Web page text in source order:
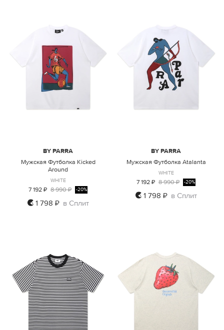
M L XL XXL
BY PARRA
Мужская Футболка Kicked
Around
WHITE
7 192 ₽ 8 990 ₽ -20%
1 798 ₽ в Сплит
BY PARRA
Мужская Футболка Atalanta
WHITE
7 192 ₽ 8 990 ₽ -20%
1 798 ₽ в Сплит